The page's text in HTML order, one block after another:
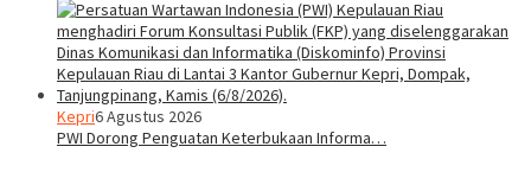
Kepri6 Agustus 2026
PWI Dorong Penguatan Keterbukaan Informa…